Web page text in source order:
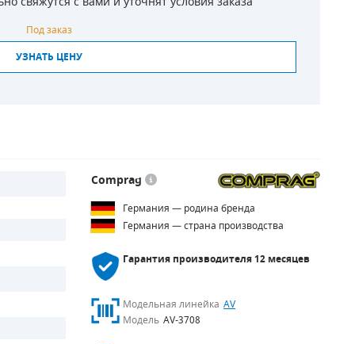
Под заказ
УЗНАТЬ ЦЕНУ
Comprag
Германия — родина бренда
Германия — страна производства
Гарантия производителя12 месяцев
Модельная линейка AV
Модель AV-3708